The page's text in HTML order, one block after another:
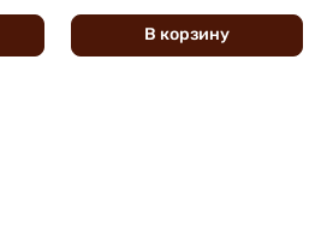
В корзину